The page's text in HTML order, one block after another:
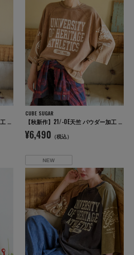
【秋新作】21/-OE天竺 パウダー加工 ラグラン 6分袖 ロゴプリント Tシャツ
CUBE SUGAR
【秋新作】21/-OE天竺 パウダー加工 ラグラン 6分袖 ロゴプリント Tシャツ
¥6,490 （税込）
NEW